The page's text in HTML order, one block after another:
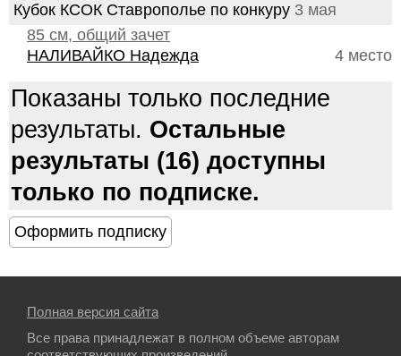
Кубок КСОК Ставрополье по конкуру 3 мая
85 см, общий зачет
4 место
НАЛИВАЙКО Надежда
Показаны только последние
результаты. Остальные
результаты (16) доступны
только по подписке.
Полная версия сайта
Все права принадлежат в полном объеме авторам